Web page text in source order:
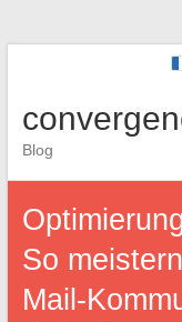
Blog
So
Mail-